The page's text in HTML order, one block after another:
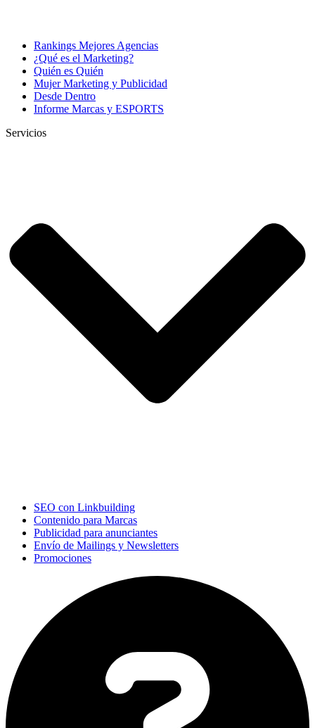
Rankings Mejores Agencias
¿Qué es el Marketing?
Quién es Quién
Mujer Marketing y Publicidad
Desde Dentro
Informe Marcas y ESPORTS
Servicios
SEO con Linkbuilding
Contenido para Marcas
Publicidad para anunciantes
Envío de Mailings y Newsletters
Promociones